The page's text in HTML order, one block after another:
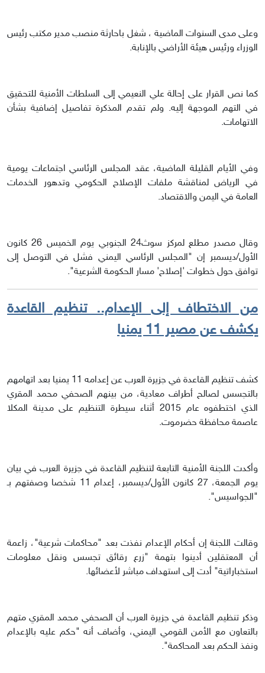
وعلى مدى السنوات الماضية ، شغل باحارثة منصب مدير مكتب رئيس
الوزراء ورئيس هيئة الأراضي بالإنابة.
كما نص القرار على إحالة علي النعيمي إلى السلطات الأمنية للتحقيق
في التهم الموجهة إليه. ولم تقدم المذكرة تفاصيل إضافية بشأن
الاتهامات.
وفي الأيام القليلة الماضية، عقد المجلس الرئاسي اجتماعات يومية
في الرياض لمناقشة ملفات الإصلاح الحكومي وتدهور الخدمات
العامة في اليمن والاقتصاد.
وقال مصدر مطلع لمركز سوث24 الجنوبي يوم الخميس 26 كانون
الأول/ديسمبر إن "المجلس الرئاسي اليمني فشل في التوصل إلى
توافق حول خطوات 'إصلاح' مسار الحكومة الشرعية".
من الاختطاف إلى الإعدام.. تنظيم القاعدة
يكشف عن مصير 11 يمنيا
كشف تنظيم القاعدة في جزيرة العرب عن إعدامه 11 يمنيا بعد اتهامهم
بالتجسس لصالح أطراف معادية، من بينهم الصحفي محمد المقري
الذي اختطفوه عام 2015 أثناء سيطرة التنظيم على مدينة المكلا
عاصمة محافظة حضرموت.
وأكدت اللجنة الأمنية التابعة لتنظيم القاعدة في جزيرة العرب في بيان
يوم الجمعة، 27 كانون الأول/ديسمبر، إعدام 11 شخصا وصفتهم بـ
"الجواسيس".
وقالت اللجنة إن أحكام الإعدام نفذت بعد "محاكمات شرعية"، زاعمة
أن المعتقلين أدينوا بتهمة "زرع رقائق تجسس ونقل معلومات
استخباراتية" أدت إلى استهداف مباشر لأعضائها.
وذكر تنظيم القاعدة في جزيرة العرب أن الصحفي محمد المقري متهم
بالتعاون مع الأمن القومي اليمني، وأضاف أنه "حكم عليه بالإعدام
ونفذ الحكم بعد المحاكمة".